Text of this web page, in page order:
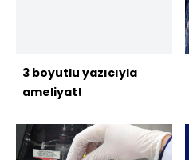
3 boyutlu yazıcıyla
ameliyat!